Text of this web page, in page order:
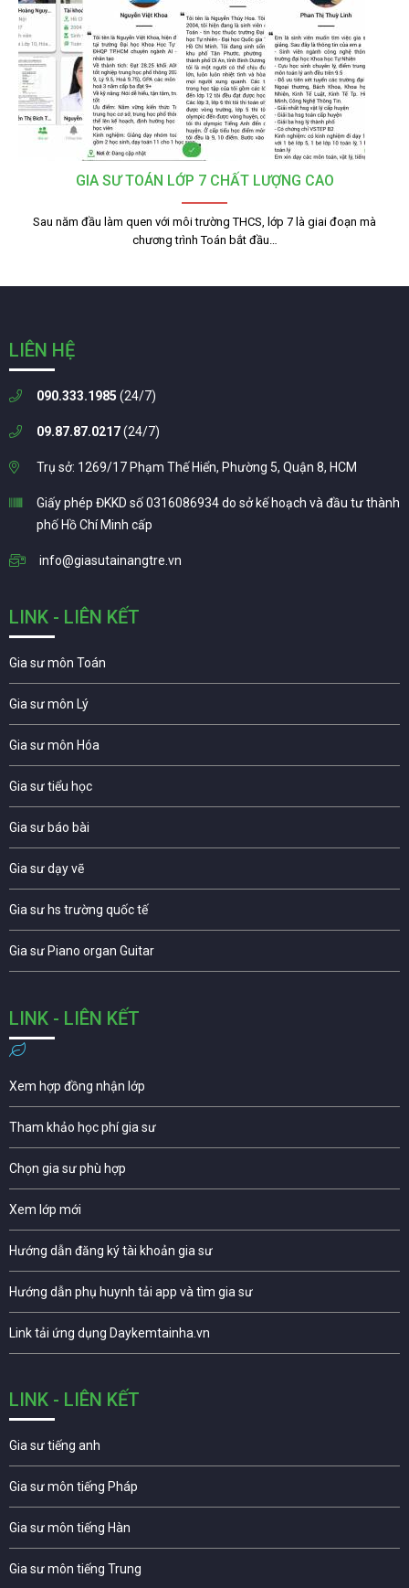
GIA SƯ TOÁN LỚP 7 CHẤT LƯỢNG CAO
Sau năm đầu làm quen với môi trường THCS, lớp 7 là giai đoạn mà
chương trình Toán bắt đầu…
LIÊN HỆ
090.333.1985 (24/7)
09.87.87.0217(24/7)
Trụ sở: 1269/17 Phạm Thế Hiển, Phường 5, Quận 8, HCM
Giấy phép ĐKKD số 0316086934 do sở kế hoạch và đầu tư thành
phố Hồ Chí Minh cấp
info@giasutainangtre.vn
LINK - LIÊN KẾT
Gia sư môn Toán
Gia sư môn Lý
Gia sư môn Hóa
Gia sư tiểu học
Gia sư báo bài
Gia sư dạy vẽ
Gia sư hs trường quốc tế
Gia sư Piano organ Guitar
LINK - LIÊN KẾT
Xem hợp đồng nhận lớp
Tham khảo học phí gia sư
Chọn gia sư phù hợp
Xem lớp mới
Hướng dẫn đăng ký tài khoản gia sư
Hướng dẫn phụ huynh tải app và tìm gia sư
Link tải ứng dụng Daykemtainha.vn
LINK - LIÊN KẾT
Gia sư tiếng anh
Gia sư môn tiếng Pháp
Gia sư môn tiếng Hàn
Gia sư môn tiếng Trung